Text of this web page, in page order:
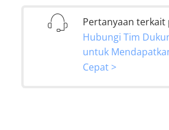
Pertanyaan terkait
Hubungi Tim
untuk
Cepat >